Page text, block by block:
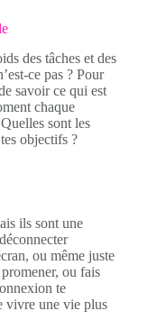
des tâches et des
ce pas ? Pour
savoir ce qui est
chaque
sont les
objectifs ?
ils sont une
ou même juste
ou fais
te
vivre une vie plus